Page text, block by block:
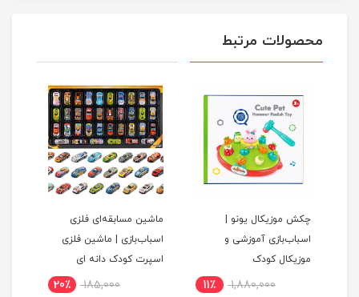
محصولات مرتبط
چکش موزیکال یونو |
اسباب‌بازی آموزشی و
موزیکال کودک
1,880,000 11٪
ماشین مسابقه‌ای فلزی
اسباب‌بازی | ماشین فلزی
اسپرت کودک دانه ای
185,000 20٪